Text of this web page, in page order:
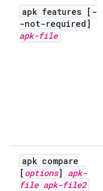
apk features [-
-not-required]
apk-file
apk compare
[ options] apk-
file apk-file2